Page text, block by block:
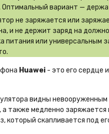
Оптимальный вариант —
не заряжается или
и не держит заряд на
питания или универсальным
Huawei - это его сердце
видны
также медленно
который скапливается под